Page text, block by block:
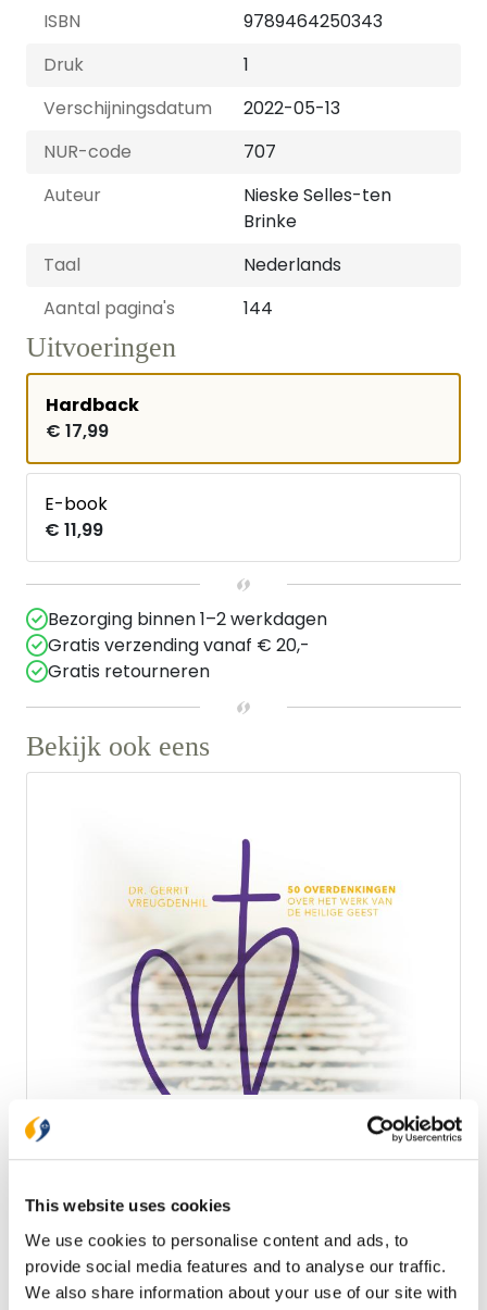
This website uses cookies
We use cookies to personalise content and ads, to
provide social media features and to analyse our traffic.
We also share information about your use of our site with
ISBN
9789464250343
Druk
1
Verschijningsdatum
2022-05-13
NUR-code
707
Auteur
Nieske Selles-ten
Brinke
Taal
Nederlands
Aantal pagina's
144
Uitvoeringen
Hardback
€ 17,99
E-book
€ 11,99
Bezorging binnen 1–2 werkdagen
Gratis verzending vanaf € 20,-
Gratis retourneren
Bekijk ook eens
In het spoor van de Geest
en opgestaan is uit de dood komt de Heilige Geest.
De Geest wijst de leerlingen de weg en verkondigt
hen zelfs toekomstige dingen (Joh. 16:12-15). Ook wij
hebben de Geest nodig. We leven in een moeilijke
en verwarrende tijd, maar het is Pinksteren geweest!
De Geest van Jezus is uitgestort en zal ons helpen
€ 15,99
Op voorraad